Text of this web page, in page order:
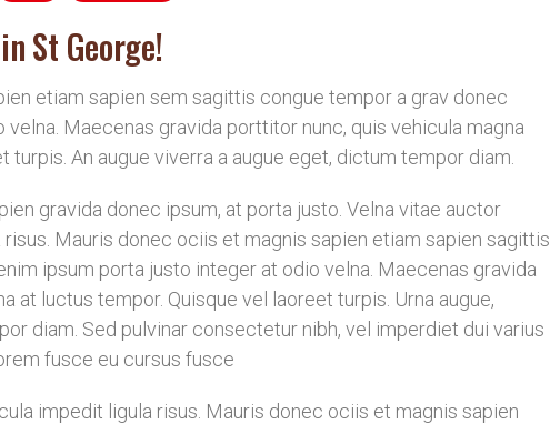
St George!
etiam sapien sem sagittis congue tempor a grav donec
Maecenas gravida porttitor nunc, quis vehicula magna
turpis. An augue viverra a augue eget, dictum tempor diam.
gravida donec ipsum, at porta justo. Velna vitae auctor
Mauris donec ociis et magnis sapien etiam sapien sagittis
ipsum porta justo integer at odio velna. Maecenas gravida
at luctus tempor. Quisque vel laoreet turpis. Urna augue,
diam. Sed pulvinar consectetur nibh, vel imperdiet dui varius
fusce eu cursus fusce
impedit ligula risus. Mauris donec ociis et magnis sapien